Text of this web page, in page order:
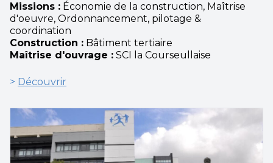
Missions : Économie de la construction, Maîtrise
d'oeuvre, Ordonnancement, pilotage &
coordination
Construction : Bâtiment tertiaire
Maîtrise d'ouvrage : SCI la Courseullaise
> Découvrir